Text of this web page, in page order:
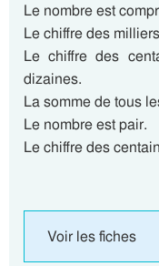
Le nombre est
Le chiffre des
Le chiffre des
dizaines.
La somme de tous
Le nombre est pair.
Le chiffre des
Voir les fiches